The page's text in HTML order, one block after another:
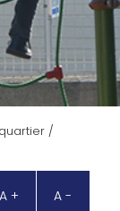
/
A + A -